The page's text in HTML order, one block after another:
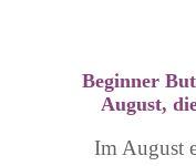
Beginner
August,
Im August